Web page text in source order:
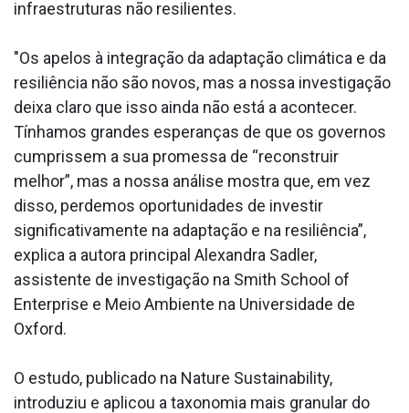
infraestruturas não resilientes.
"Os apelos à integração da adaptação climática e da
resiliência não são novos, mas a nossa investigação
deixa claro que isso ainda não está a acontecer.
Tínhamos grandes esperanças de que os governos
cumprissem a sua promessa de “reconstruir
melhor”, mas a nossa análise mostra que, em vez
disso, perdemos oportunidades de investir
significativamente na adaptação e na resiliência”,
explica a autora principal Alexandra Sadler,
assistente de investigação na Smith School of
Enterprise e Meio Ambiente na Universidade de
Oxford.
O estudo, publicado na Nature Sustainability,
introduziu e aplicou a taxonomia mais granular do